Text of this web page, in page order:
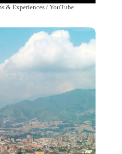
& Experiences / YouTube.